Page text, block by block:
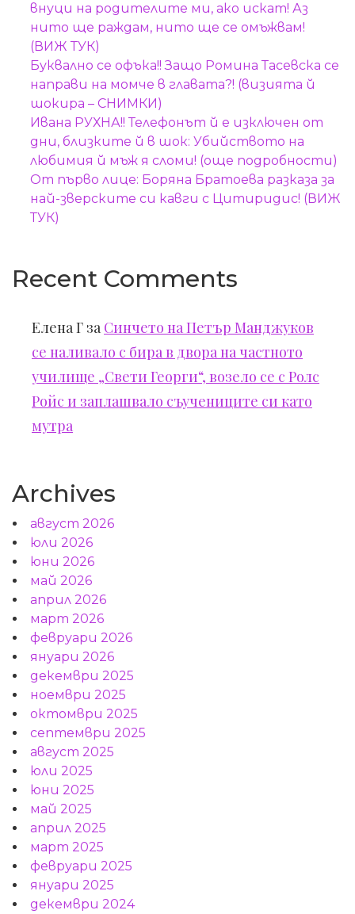
внуци на родителите ми, ако искат! Аз
нито ще раждам, нито ще се омъжвам!
(ВИЖ ТУК)
Буквално се офъка!! Защо Ромина Тасевска се
направи на момче в главата?! (визията й
шокира – СНИМКИ)
Ивана РУХНА!! Телефонът й е изключен от
дни, близките й в шок: Убийството на
любимия й мъж я сломи! (още подробности)
От първо лице: Боряна Братоева разказа за
най-зверските си кавги с Цитиридис! (ВИЖ
ТУК)
Recent Comments
Елена Г за Синчето на Петър Манджуков
се наливало с бира в двора на частното
училище „Свети Георги“, возело се с Ролс
Ройс и заплашвало съучениците си като
мутра
Archives
август 2026
юли 2026
юни 2026
май 2026
април 2026
март 2026
февруари 2026
януари 2026
декември 2025
ноември 2025
октомври 2025
септември 2025
август 2025
юли 2025
юни 2025
май 2025
април 2025
март 2025
февруари 2025
януари 2025
декември 2024